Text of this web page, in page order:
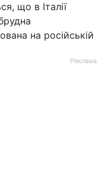
що в Італії
на російській
Реклама